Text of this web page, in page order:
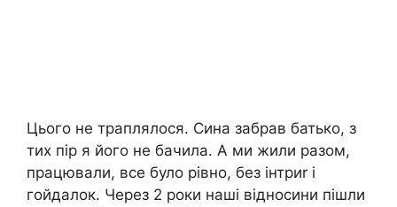
Цього не траплялося. Сина забрав батько, з
тих пір я його не бачила. А ми жили разом,
працювали, все було рівно, без інтриr і
гойдалок. Через 2 роки наші відносини пішли